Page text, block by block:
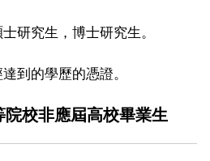
研究生，博士研究生。
到的學歷的憑證。
校非應屆高校畢業生